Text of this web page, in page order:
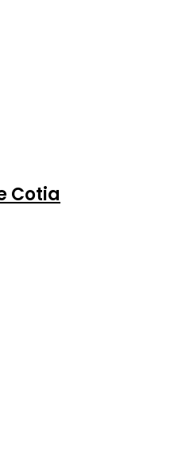
Cotia